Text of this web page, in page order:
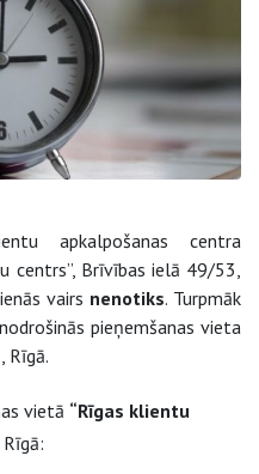
apkalpošanas centra
centrs”, Brīvības ielā 49/53,
vairs nenotiks. Turpmāk
pieņemšanas vieta
Rīgā.
vietā “Rīgas klientu